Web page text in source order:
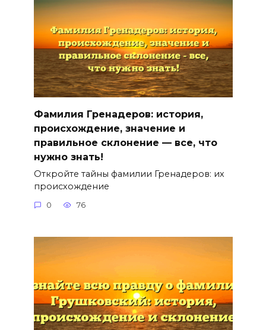
Фамилия Гренадеров: история,
происхождение, значение и
правильное склонение — все, что
нужно знать!
Откройте тайны фамилии Гренадеров: их
происхождение
0 76